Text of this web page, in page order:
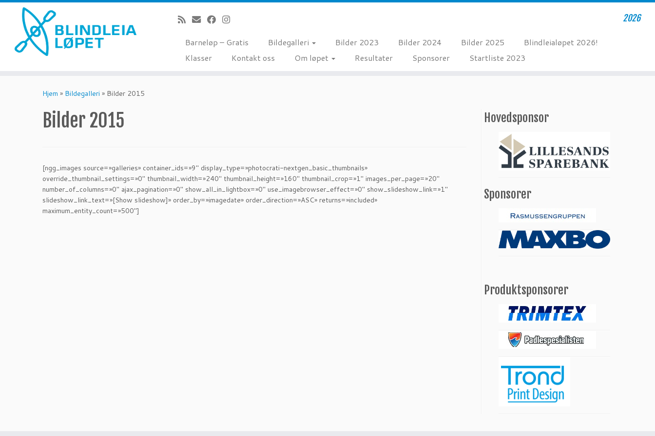
2026
Barneløp – Gratis Bildegalleri Bilder 2023 Bilder 2024 Bilder 2025
Blindleialøpet 2026!
Klasser
Kontakt oss Om løpet Resultater Sponsorer Startliste 2023
Hjem » Bildegalleri » Bilder 2015
Bilder 2015
[ngg_images source=»galleries» container_ids=»9″ display_type=»photocrati-nextgen_basic_thumbnails»
override_thumbnail_settings=»0″ thumbnail_width=»240″ thumbnail_height=»160″ thumbnail_crop=»1″ images_per_page=»20″
number_of_columns=»0″ ajax_pagination=»0″ show_all_in_lightbox=»0″ use_imagebrowser_effect=»0″ show_slideshow_link=»1″
slideshow_link_text=»[Show slideshow]» order_by=»imagedate» order_direction=»ASC» returns=»included»
maximum_entity_count=»500″]
Hovedsponsor
Sponsorer
Produktsponsorer